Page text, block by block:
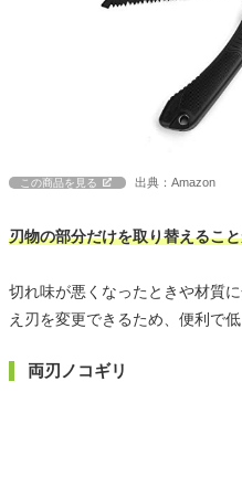
この商品を見る 出典：Amazon
刃物の部分だけを取り替えるこ
切れ味が悪くなったときや材質
え刃を変更できるため、便利で
両刃ノコギリ